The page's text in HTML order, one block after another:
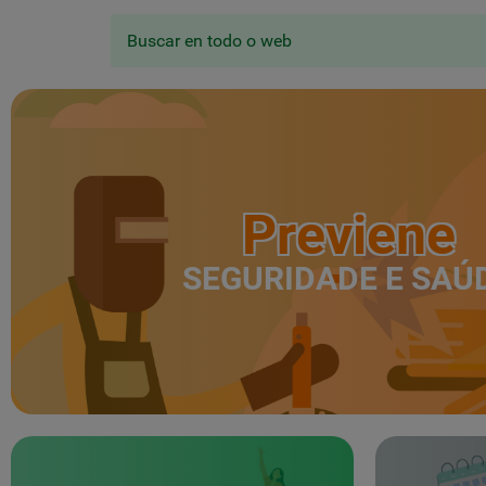
Buscar en todo o web
Previene
SEGURIDADE E